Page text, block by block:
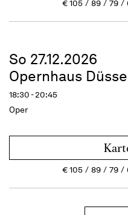
€105 89 79
So 27.12.2026
Opernhaus
18:30 - 20:45
Oper
€105 89 79